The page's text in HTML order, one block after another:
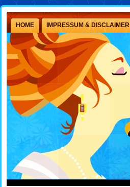
HOME IMPRESSUM & DISCLAIMER